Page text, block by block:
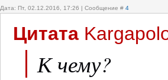
Дата: Пт, 02.12.2016, 17:26 | Сообщение # 4
Цитата
К чему?